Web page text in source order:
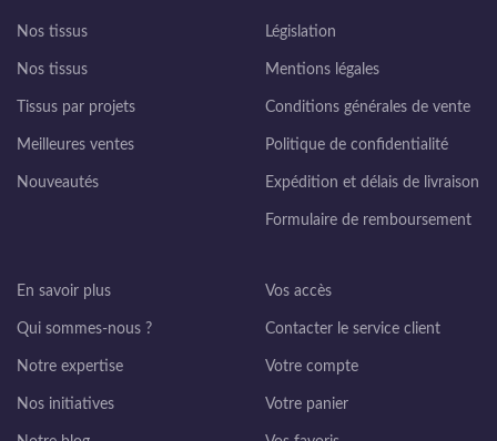
Nos tissus
Nos tissus
Tissus par projets
Meilleures ventes
Nouveautés
Législation
Mentions légales
Conditions générales de vente
Politique de confidentialité
Expédition et délais de livraison
Formulaire de remboursement
En savoir plus
Qui sommes-nous ?
Notre expertise
Nos initiatives
Vos accès
Contacter le service client
Votre compte
Votre panier